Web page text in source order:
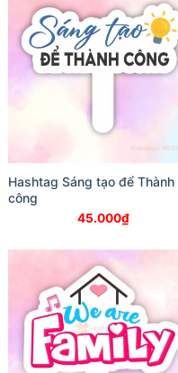
Hashtag Sáng tạo để Thành
công
45.000₫